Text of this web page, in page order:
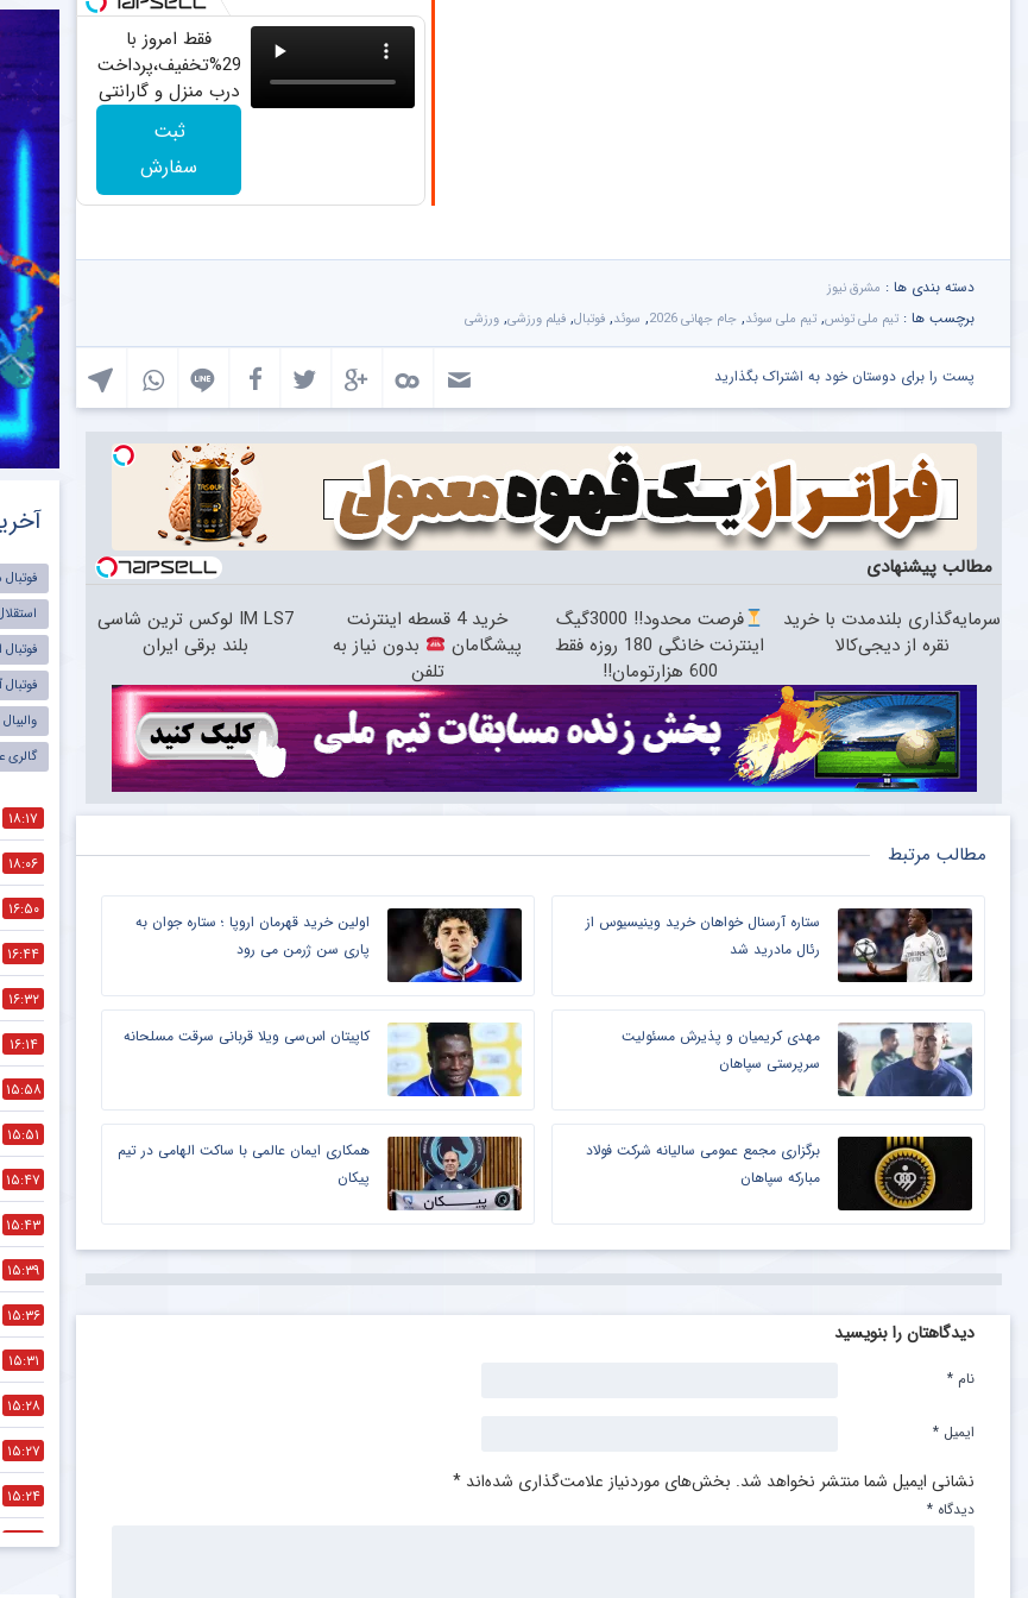
فقط امروز با
29%تخفیف،پرداخت
درب منزل و گارانتی
وات بخر
ثبت
سفارش
دسته بندی ها : مشرق نیوز
برچسب ها : تیم ملی تونس, تیم ملی سوئد, جام جهانی 2026 , سوئد, فوتبال, فیلم ورزشی, ورزشی
پست را برای دوستان خود به اشتراک بگذارید
مطالب پیشنهادی
سرمایه‌گذاری بلندمدت با خرید
نقره از دیجی‌کالا
فرصت محدود!! 3000گیگ
اینترنت خانگی 180 روزه فقط
600 هزارتومان!!
خرید 4 قسطه اینترنت
پیشگامان
بدون نیاز به
تلفن
IM LS7 لوکس ترین شاسی
بلند برقی ایران
مطالب مرتبط
ستاره آرسنال خواهان خرید وینیسیوس از
رئال مادرید شد
اولین خرید قهرمان اروپا ؛ ستاره جوان به
پاری سن ژرمن می رود
مهدی کریمیان و پذیرش مسئولیت
سرپرستی سپاهان
کاپیتان اس‌سی ویلا قربانی سرقت مسلحانه
برگزاری مجمع عمومی سالیانه شرکت فولاد
مبارکه سپاهان
همکاری ایمان عالمی با ساکت الهامی در تیم
پیکان
دیدگاهتان را بنویسید
نشانی ایمیل شما منتشر نخواهد شد. بخش‌های موردنیاز علامت‌گذاری شده‌اند *
دیدگاه *
نام *
ایمیل *
فوتبال
فوتبال
والیبال
۱۸:۱۷
۱۸:۰۶
۱۶:۵۰
۱۶:۴۴
۱۶:۳۲
۱۶:۱۴
۱۵:۵۸
۱۵:۵۱
۱۵:۴۷
۱۵:۴۳
۱۵:۳۹
۱۵:۳۶
۱۵:۳۱
۱۵:۲۸
۱۵:۲۷
۱۵:۲۴
۱۲:۲۷